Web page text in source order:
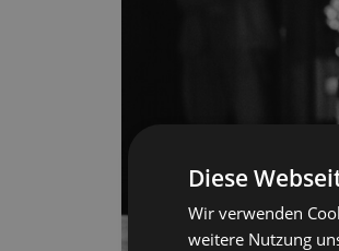
Diese
Wir verwenden
weitere Nutzung